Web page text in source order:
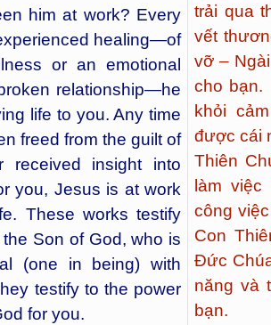
him at work? Every
healing—of
or an emotional
relationship—he
life to you. Any time
freed from the guilt of
received insight into
you, Jesus is at work
These works testify
Son of God, who is
(one in being) with
testify to the power
for you.
trải qua
vết
vỡ –
cho bạn.
khỏi
được cái
Thiên
làm
công
Con
Đức
năng và
bạn.